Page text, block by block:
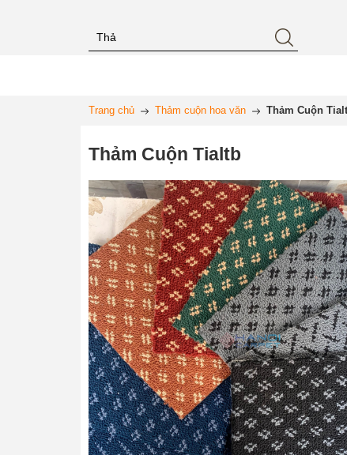
Trang chủ Thảm cuộn hoa văn Thảm Cuộn
Thảm Cuộn Tialtb